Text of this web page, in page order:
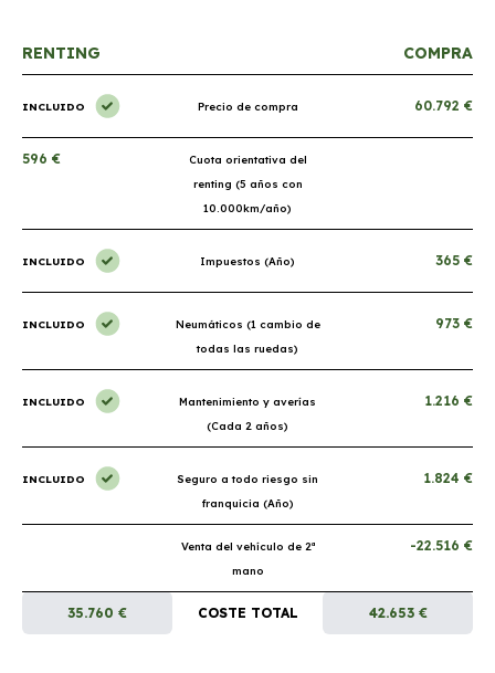
RENTING COMPRA
INCLUIDO Precio de compra 60.792 €
596 €
Cuota orientativa del
renting (5 años con
10.000km/año)
INCLUIDO Impuestos (Año) 365 €
INCLUIDO
Neumáticos (1 cambio de
todas las ruedas)
973 €
INCLUIDO
Mantenimiento y averías
(Cada 2 años)
1.216 €
INCLUIDO
Seguro a todo riesgo sin
franquicia (Año)
1.824 €
Venta del vehículo de 2ª
mano
-22.516 €
35.760 € COSTE TOTAL 42.653 €